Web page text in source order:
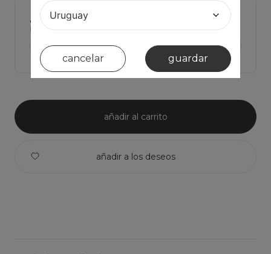
cancelar guardar
¿tienes dudas de cual talla elegir?
Haz click para ver Las medidas de la prenda y comparar con la tuya
ver medidas de la prenda >
añadir al carrito